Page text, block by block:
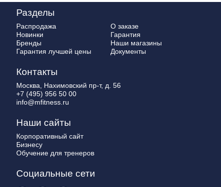
Разделы
Распродажа
Новинки
Бренды
Гарантия лучшей цены
О заказе
Гарантия
Наши магазины
Документы
Контакты
Москва, Нахимовский пр-т, д. 56
+7 (495) 956 50 00
info@mfitness.ru
Наши сайты
Корпоративный сайт
Бизнесу
Обучение для тренеров
Социальные сети